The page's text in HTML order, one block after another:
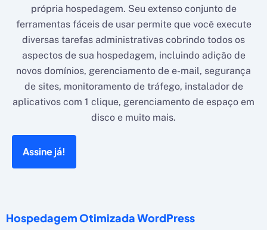
própria hospedagem. Seu extenso conjunto de
ferramentas fáceis de usar permite que você execute
diversas tarefas administrativas cobrindo todos os
aspectos de sua hospedagem, incluindo adição de
novos domínios, gerenciamento de e-mail, segurança
de sites, monitoramento de tráfego, instalador de
aplicativos com 1 clique, gerenciamento de espaço em
disco e muito mais.
Assine já!
Hospedagem Otimizada WordPress